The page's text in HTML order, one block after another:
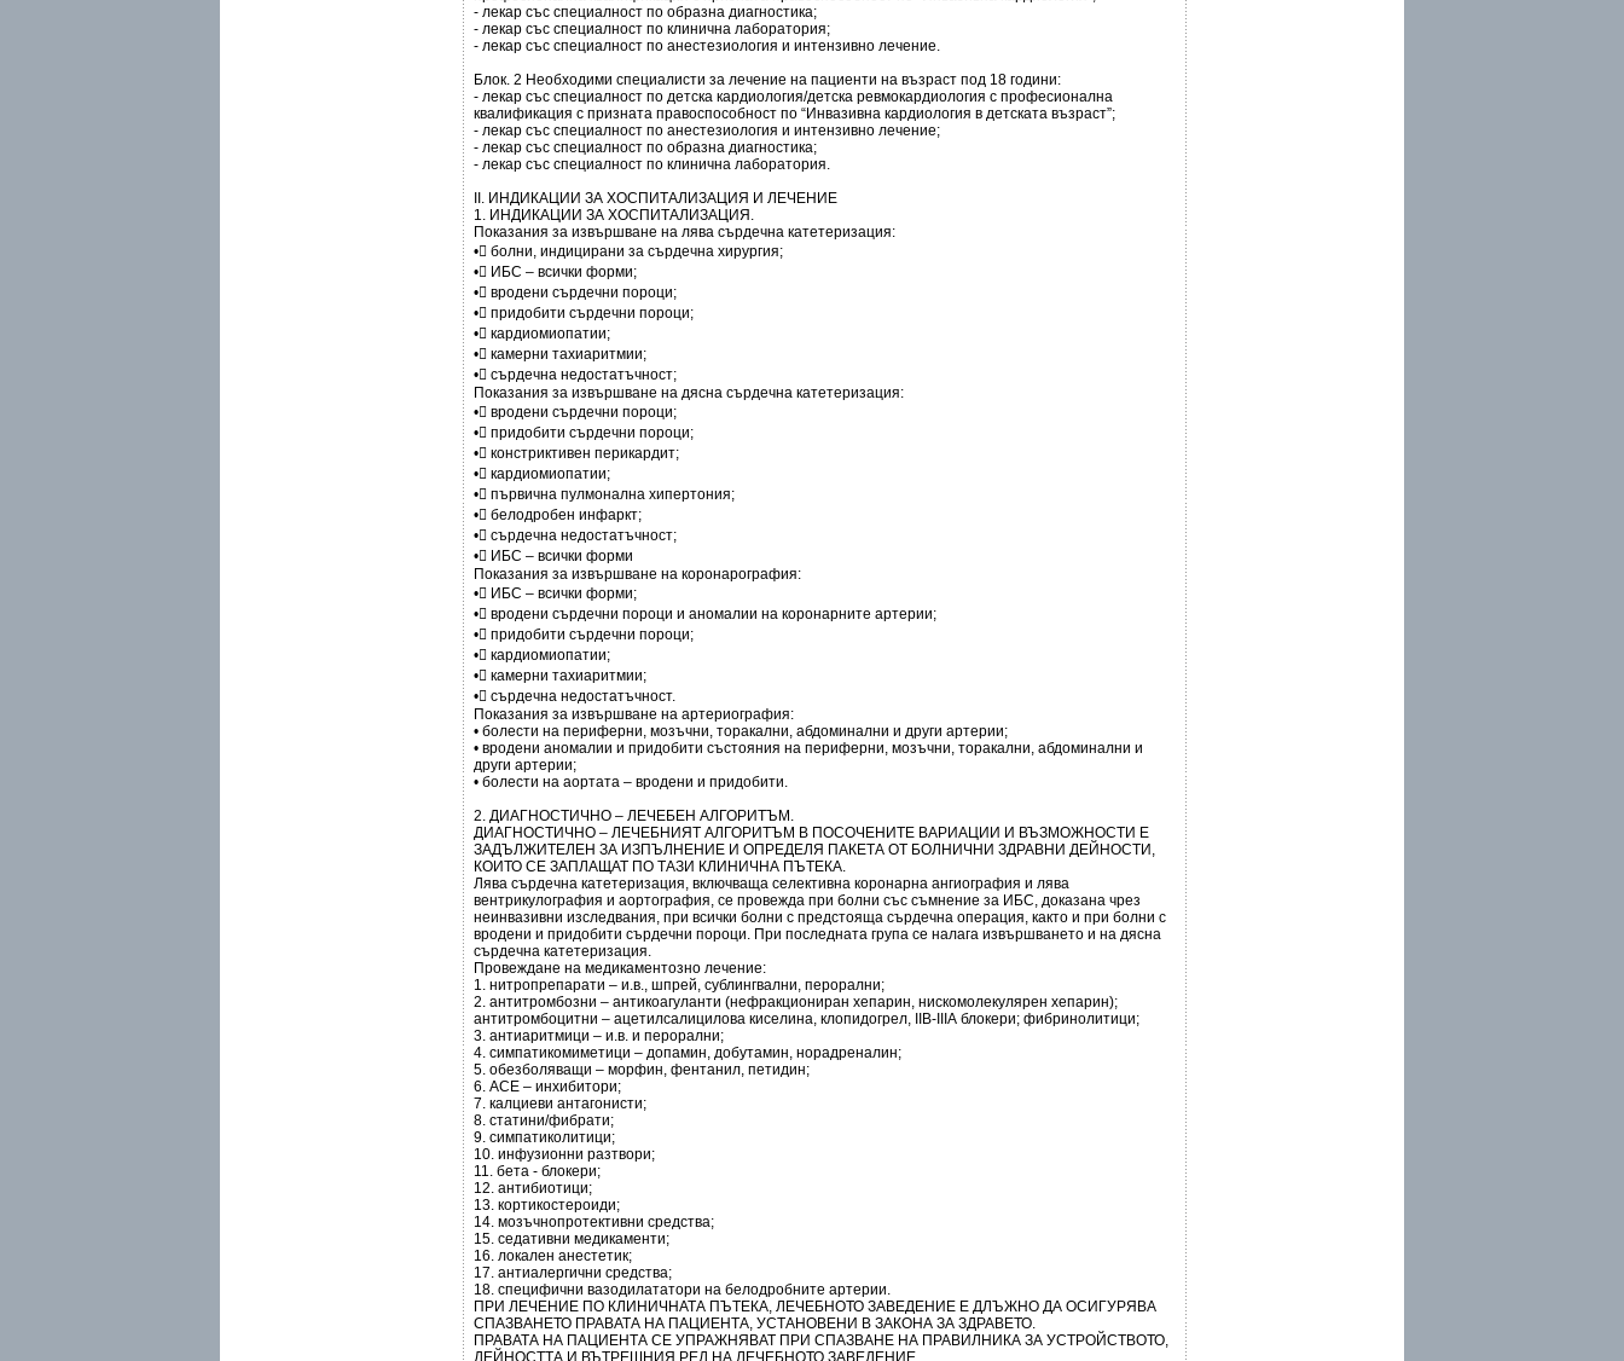
- лекар със специалност по образна диагностика;
- лекар със специалност по клинична лаборатория;
- лекар със специалност по анестезиология и интензивно лечение.
Блок. 2 Необходими специалисти за лечение на пациенти на възраст под 18 години:
- лекар със специалност по детска кардиология/детска ревмокардиология с професионална
квалификация с призната правоспособност по “Инвазивна кардиология в детската възраст”;
- лекар със специалност по анестезиология и интензивно лечение;
- лекар със специалност по образна диагностика;
- лекар със специалност по клинична лаборатория.
ІІ. ИНДИКАЦИИ ЗА ХОСПИТАЛИЗАЦИЯ И ЛЕЧЕНИЕ
1. ИНДИКАЦИИ ЗА ХОСПИТАЛИЗАЦИЯ.
Показания за извършване на лява сърдечна катетеризация:
• болни, индицирани за сърдечна хирургия;
• ИБС – всички форми;
• вродени сърдечни пороци;
• придобити сърдечни пороци;
• кардиомиопатии;
• камерни тахиаритмии;
• сърдечна недостатъчност;
Показания за извършване на дясна сърдечна катетеризация:
• вродени сърдечни пороци;
• придобити сърдечни пороци;
• констриктивен перикардит;
• кардиомиопатии;
• първична пулмонална хипертония;
• белодробен инфаркт;
• сърдечна недостатъчност;
• ИБС – всички форми
Показания за извършване на коронарография:
• ИБС – всички форми;
• вродени сърдечни пороци и аномалии на коронарните артерии;
• придобити сърдечни пороци;
• кардиомиопатии;
• камерни тахиаритмии;
• сърдечна недостатъчност.
Показания за извършване на артериография:
• болести на периферни, мозъчни, торакални, абдоминални и други артерии;
• вродени аномалии и придобити състояния на периферни, мозъчни, торакални, абдоминални и
други артерии;
• болести на аортата – вродени и придобити.
2. ДИАГНОСТИЧНО – ЛЕЧЕБЕН АЛГОРИТЪМ.
ДИАГНОСТИЧНО – ЛЕЧЕБНИЯТ АЛГОРИТЪМ В ПОСОЧЕНИТЕ ВАРИАЦИИ И ВЪЗМОЖНОСТИ Е
ЗАДЪЛЖИТЕЛЕН ЗА ИЗПЪЛНЕНИЕ И ОПРЕДЕЛЯ ПАКЕТА ОТ БОЛНИЧНИ ЗДРАВНИ ДЕЙНОСТИ,
КОИТО СЕ ЗАПЛАЩАТ ПО ТАЗИ КЛИНИЧНА ПЪТЕКА.
Лява сърдечна катетеризация, включваща селективна коронарна ангиография и лява
вентрикулография и аортография, се провежда при болни със съмнение за ИБС, доказана чрез
неинвазивни изследвания, при всички болни с предстояща сърдечна операция, както и при болни с
вродени и придобити сърдечни пороци. При последната група се налага извършването и на дясна
сърдечна катетеризация.
Провеждане на медикаментозно лечение:
1. нитропрепарати – и.в., шпрей, сублингвални, перорални;
2. антитромбозни – антикоагуланти (нефракциониран хепарин, нискомолекулярен хепарин);
антитромбоцитни – ацетилсалицилова киселина, клопидогрел, ІІВ-ІІІА блокери; фибринолитици;
3. антиаритмици – и.в. и перорални;
4. симпатикомиметици – допамин, добутамин, норадреналин;
5. обезболяващи – морфин, фентанил, петидин;
6. АСЕ – инхибитори;
7. калциеви антагонисти;
8. статини/фибрати;
9. симпатиколитици;
10. инфузионни разтвори;
11. бета - блокери;
12. антибиотици;
13. кортикостероиди;
14. мозъчнопротективни средства;
15. седативни медикаменти;
16. локален анестетик;
17. антиалергични средства;
18. специфични вазодилататори на белодробните артерии.
ПРИ ЛЕЧЕНИЕ ПО КЛИНИЧНАТА ПЪТЕКА, ЛЕЧЕБНОТО ЗАВЕДЕНИЕ Е ДЛЪЖНО ДА ОСИГУРЯВА
СПАЗВАНЕТО ПРАВАТА НА ПАЦИЕНТА, УСТАНОВЕНИ В ЗАКОНА ЗА ЗДРАВЕТО.
ПРАВАТА НА ПАЦИЕНТА СЕ УПРАЖНЯВАТ ПРИ СПАЗВАНЕ НА ПРАВИЛНИКА ЗА УСТРОЙСТВОТО,
ДЕЙНОСТТА И ВЪТРЕШНИЯ РЕД НА ЛЕЧЕБНОТО ЗАВЕДЕНИЕ.